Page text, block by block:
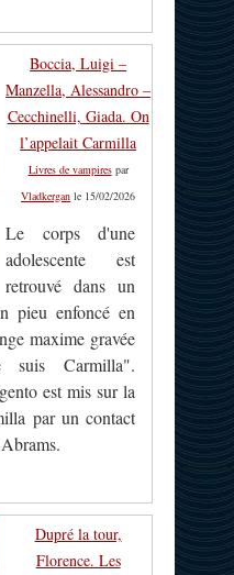
Boccia, Luigi –
Manzella, Alessandro –
Cecchinelli, Giada. On
l’appelait Carmilla
Livres de vampirespar
Vladkergan le 15/02/2026
Le corps d'une
adolescente est
retrouvé dans un
pieu enfoncé en
maxime gravée
Carmilla".
est mis sur la
par un contact
Dupré la tour,
Florence. Les